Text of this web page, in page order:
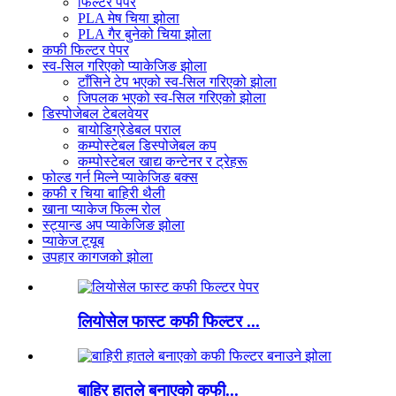
PLA मेष चिया झोला
PLA गैर बुनेको चिया झोला
कफी फिल्टर पेपर
स्व-सिल गरिएको प्याकेजिङ झोला
टाँसिने टेप भएको स्व-सिल गरिएको झोला
जिपलक भएको स्व-सिल गरिएको झोला
डिस्पोजेबल टेबलवेयर
बायोडिग्रेडेबल पराल
कम्पोस्टेबल डिस्पोजेबल कप
कम्पोस्टेबल खाद्य कन्टेनर र ट्रेहरू
फोल्ड गर्न मिल्ने प्याकेजिङ बक्स
कफी र चिया बाहिरी थैली
खाना प्याकेज फिल्म रोल
स्ट्यान्ड अप प्याकेजिङ झोला
प्याकेज ट्यूब
उपहार कागजको झोला
लियोसेल फास्ट कफी फिल्टर ...
बाहिर हातले बनाएको कफी...